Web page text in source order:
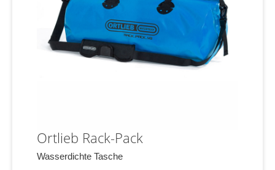
Ortlieb Rack-Pack
Wasserdichte Tasche